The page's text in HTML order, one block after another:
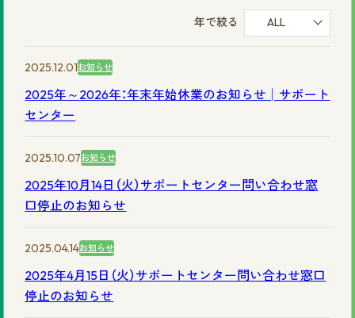
男性専用 0120-30-6071
サイトマッププライバシーポリシー
©2025 株式会社スヴェンソン.
年で絞る ALL
2025.12.01お知らせ
2025年～2026年：年末年始休業のお知らせ│サポート
センター
2025.10.07お知らせ
2025年10月14日（火）サポートセンター問い合わせ窓
口停止のお知らせ
2025.04.14お知らせ
2025年4月15日（火）サポートセンター問い合わせ窓口
停止のお知らせ